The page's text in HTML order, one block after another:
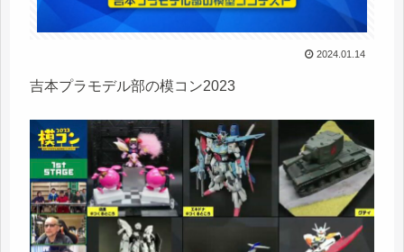
2024.01.14
吉本プラモデル部の模コン2023